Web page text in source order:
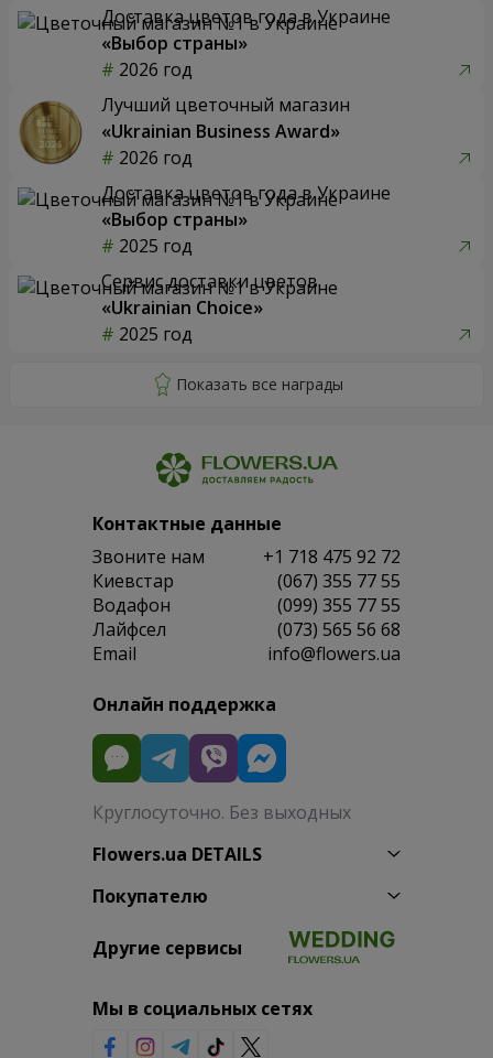
Доставка цветов года в Украине
«Выбор страны»
2026 год
Лучший цветочный магазин
«Ukrainian Business Award»
2026 год
Доставка цветов года в Украине
«Выбор страны»
2025 год
Сервис доставки цветов
«Ukrainian Choice»
2025 год
Контактные данные
Звоните нам
+1 718 475 92 72
Киевстар
(067) 355 77 55
Водафон
(099) 355 77 55
Лайфсел
(073) 565 56 68
Email
info@flowers.ua
Онлайн поддержка
Круглосуточно. Без выходных
Flowers.ua DETAILS
Покупателю
Другие сервисы
Мы в социальных сетях